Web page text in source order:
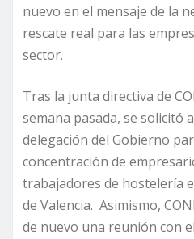
nuevo en el mensaje de la
rescate real para las
sector.
Tras la junta directiva de
semana pasada, se solicitó
delegación del Gobierno
concentración de
trabajadores de hostelería
de Valencia. Asimismo,
de nuevo una reunión con